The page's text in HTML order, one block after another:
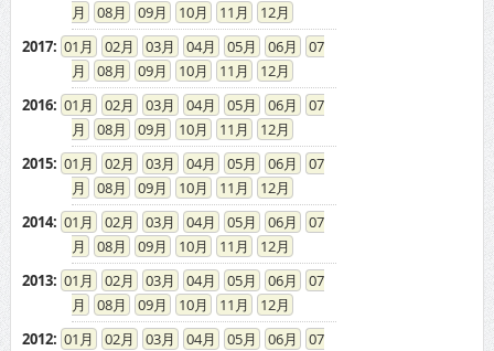
08
09 10 11
12
2017: 01 02 03 04 05 06
07
08
09 10 11
12
2016: 01 02 03 04 05 06
07
08
09 10 11
12
2015: 01 02 03 04 05 06
07
08
09 10 11
12
2014: 01 02 03 04 05 06
07
08
09 10 11
12
2013: 01 02 03 04 05 06
07
08
09 10 11
12
2012: 01 02 03 04 05 06
07